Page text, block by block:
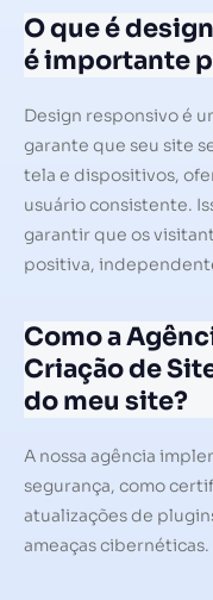
O que é
é importante
Design responsivo é
garante que seu site
tela e dispositivos,
usuário consistente.
garantir que os
positiva,
Como a
Criação de
do meu site?
A nossa agência
segurança, como
atualizações de
ameaças cibernéticas.